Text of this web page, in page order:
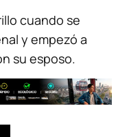
cuando se
y empezó a
su esposo.